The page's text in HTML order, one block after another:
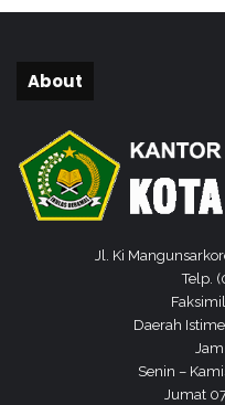
About
Jl. Ki
Telp.
Daerah
Senin –
Jumat